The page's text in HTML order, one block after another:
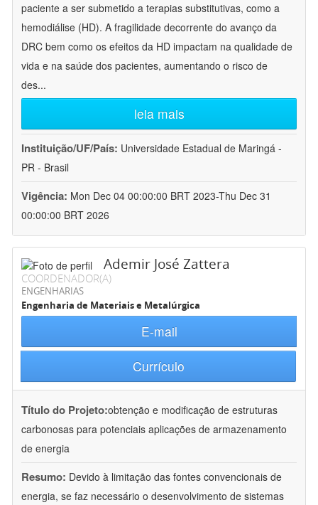
paciente a ser submetido a terapias substitutivas, como a
hemodiálise (HD). A fragilidade decorrente do avanço da
DRC bem como os efeitos da HD impactam na qualidade de
vida e na saúde dos pacientes, aumentando o risco de
des...
leia mais
Instituição/UF/País: Universidade Estadual de Maringá -
PR - Brasil
Vigência: Mon Dec 04 00:00:00 BRT 2023-Thu Dec 31
00:00:00 BRT 2026
Ademir José Zattera
COORDENADOR(A)
ENGENHARIAS
Engenharia de Materiais e Metalúrgica
E-mail
Currículo
Título do Projeto:obtenção e modificação de estruturas
carbonosas para potenciais aplicações de armazenamento
de energia
Resumo: Devido à limitação das fontes convencionais de
energia, se faz necessário o desenvolvimento de sistemas